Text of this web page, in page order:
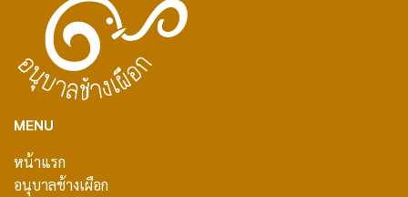
MENU
หน้าแรก
อนุบาลช้างเผือก